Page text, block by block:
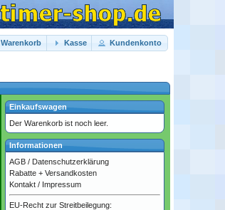
Warenkorb Kasse Kundenkonto
Einkaufswagen
Der Warenkorb ist noch leer.
Informationen
AGB / Datenschutzerklärung
Rabatte + Versandkosten
Kontakt / Impressum
EU-Recht zur Streitbeilegung: